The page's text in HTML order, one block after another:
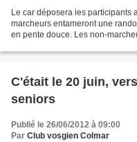
Le car déposera les participants
marcheurs entameront une
en pente douce. Les non-
C'était le 20 juin,
seniors
Publié le 26/06/2012 à 09:00
Par Club vosgien Colmar